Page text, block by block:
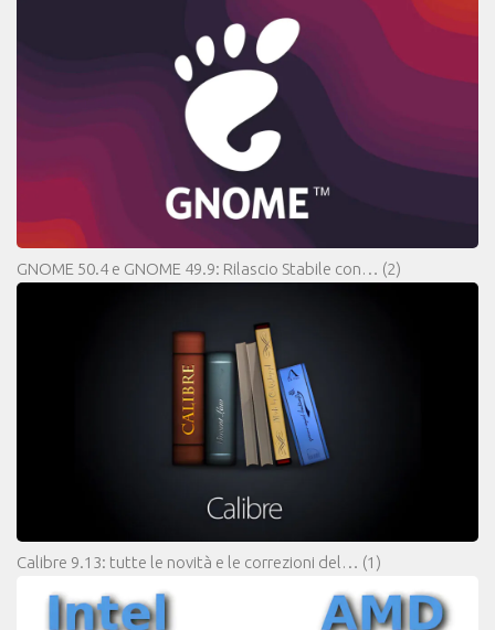
GNOME 50.4 e GNOME 49.9: Rilascio Stabile con… (2)
Calibre 9.13: tutte le novità e le correzioni del… (1)